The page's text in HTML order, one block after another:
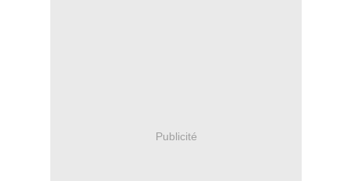
Publicité